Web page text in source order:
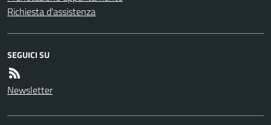
Richiesta d'assistenza
SEGUICI SU
Newsletter